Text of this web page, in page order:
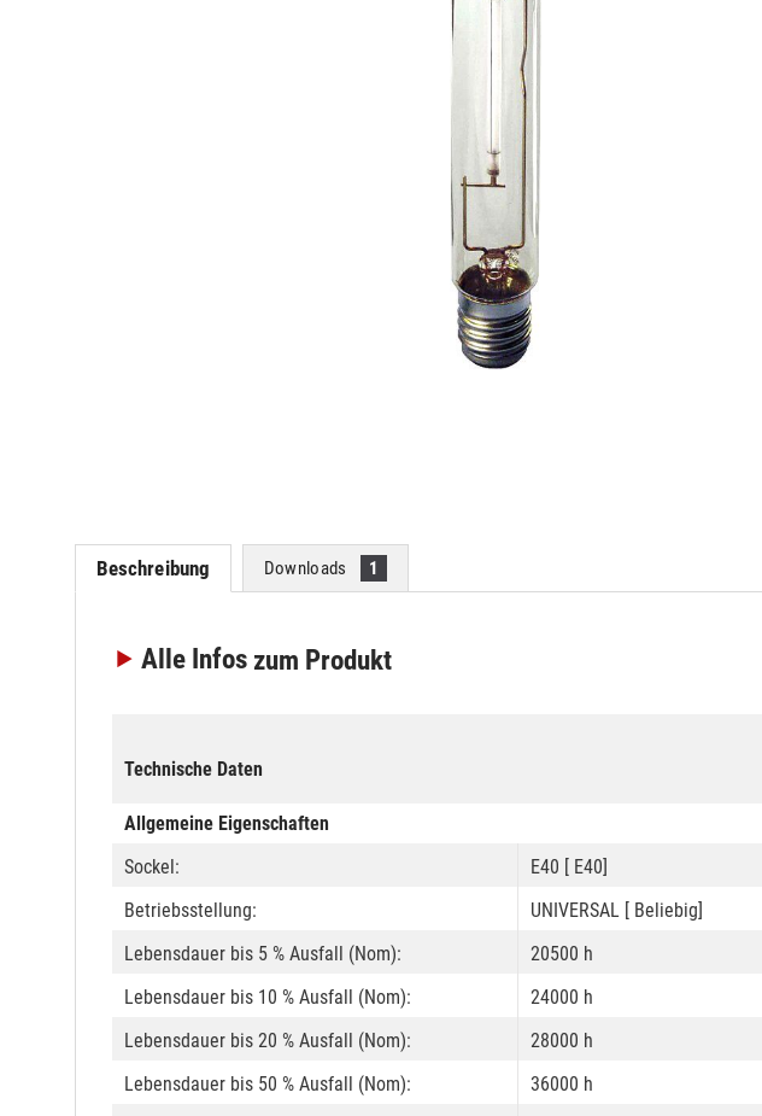
Beschreibung Downloads 1
Alle Infos zum Produkt
Technische Daten
Allgemeine Eigenschaften
Sockel:
E40 [ E40]
Betriebsstellung:
UNIVERSAL [ Beliebig]
Lebensdauer bis 5 % Ausfall (Nom):
20500 h
Lebensdauer bis 10 % Ausfall (Nom):
24000 h
Lebensdauer bis 20 % Ausfall (Nom):
28000 h
Lebensdauer bis 50 % Ausfall (Nom):
36000 h